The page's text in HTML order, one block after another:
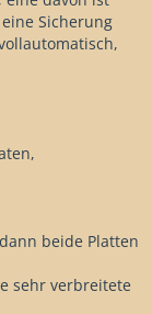
Sicherung
beide Platten
sehr verbreitete